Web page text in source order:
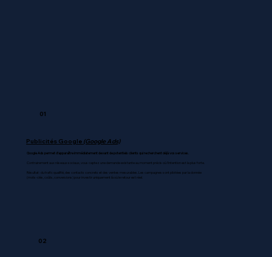
01
Publicités Google (Google Ads)
Google Ads permet d’apparaître immédiatement devant de potentiels clients qui recherchent déjà vos services.
Contrairement aux réseaux sociaux, vous captez une demande existante au moment précis où l’intention est la plus forte.
Résultat : du trafic qualifié, des contacts concrets et des ventes mesurables. Les campagnes sont pilotées par la donnée
(mots-clés, coûts, conversions) pour investir uniquement là où le retour est réel.
02